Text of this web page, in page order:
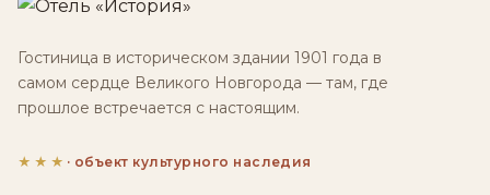
Гостиница в историческом здании 1901 года в
самом сердце Великого Новгорода — там, где
прошлое встречается с настоящим.
★★★ · объект культурного наследия